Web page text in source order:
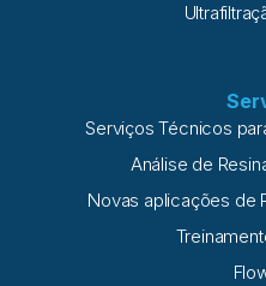
Serviços Técnicos
Análise de
Novas aplicações de